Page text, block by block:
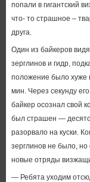
попали в гигантский
что- то страшное –
друга.
Один из байкеров
зерглинов и гидр,
положение было хуже
мин. Через секунду
байкер осознал свой
был страшен —
разорвало на куски.
зерглинов не было, но
новые отряды
— Ребята уходим